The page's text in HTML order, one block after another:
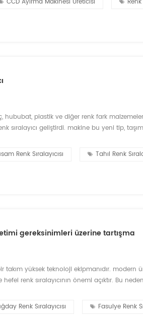
plastik ve diğer renk fark
sıralayıcı geliştirdi. makine bu yeni tip,
Renk Sıralayıcısı Tahıl Renk
gereksinimleri üzerine tartışma
takım yüksek teknoloji ekipmanıdır. modern
renk sıralayıcının önemi açıktır. Bu
Renk Sıralayıcısı Fasulye Renk